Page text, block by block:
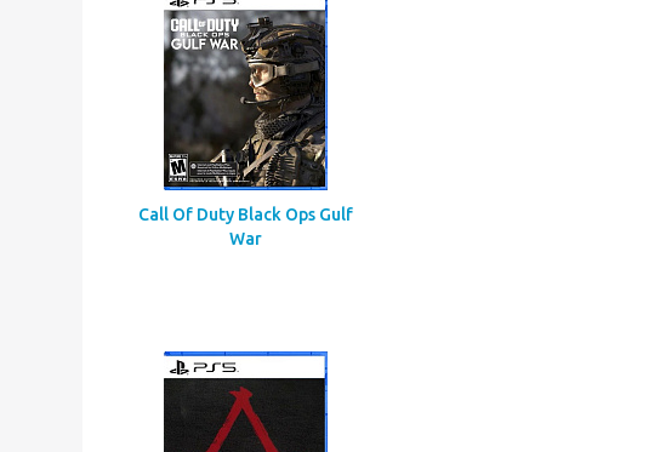
Call Of Duty Black Ops Gulf
War